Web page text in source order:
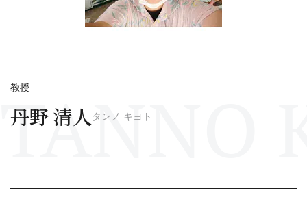
TANNO
教授
丹野 清人タンノ キヨト